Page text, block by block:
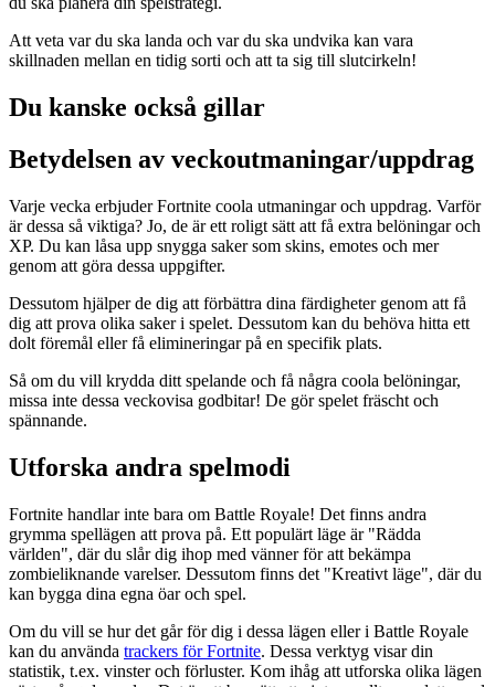
Att veta var du ska landa och var du ska undvika kan vara
skillnaden mellan en tidig sorti och att ta sig till slutcirkeln!
Du kanske också gillar
Betydelsen av veckoutmaningar/uppdrag
Varje vecka erbjuder Fortnite coola utmaningar och uppdrag. Varför
är dessa så viktiga? Jo, de är ett roligt sätt att få extra belöningar och
XP. Du kan låsa upp snygga saker som skins, emotes och mer
genom att göra dessa uppgifter.
Dessutom hjälper de dig att förbättra dina färdigheter genom att få
dig att prova olika saker i spelet. Dessutom kan du behöva hitta ett
dolt föremål eller få elimineringar på en specifik plats.
Så om du vill krydda ditt spelande och få några coola belöningar,
missa inte dessa veckovisa godbitar! De gör spelet fräscht och
spännande.
Utforska andra spelmodi
Fortnite handlar inte bara om Battle Royale! Det finns andra
grymma spellägen att prova på. Ett populärt läge är "Rädda
världen", där du slår dig ihop med vänner för att bekämpa
zombieliknande varelser. Dessutom finns det "Kreativt läge", där du
kan bygga dina egna öar och spel.
Om du vill se hur det går för dig i dessa lägen eller i Battle Royale
kan du använda trackers för Fortnite. Dessa verktyg visar din
statistik, t.ex. vinster och förluster. Kom ihåg att utforska olika lägen